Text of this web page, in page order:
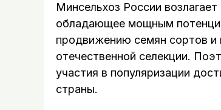
Минсельхоз России
обладающее мощным
продвижению семян сортов и
отечественной селекции.
участия в популяризации
страны.